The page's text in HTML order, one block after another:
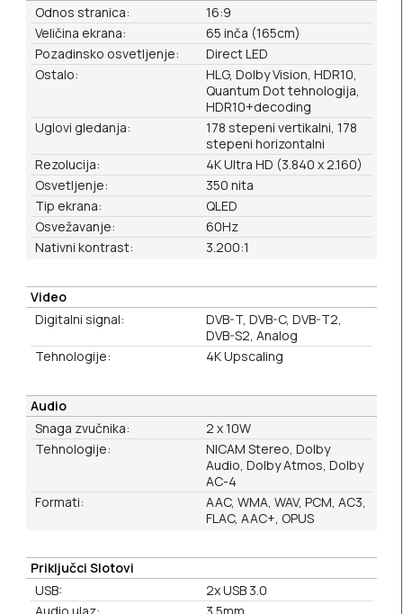
Odnos stranica:
16:9
Veličina ekrana:
65 inča (165cm)
Pozadinsko osvetljenje:
Direct LED
Ostalo:
HLG, Dolby Vision, HDR10,
Quantum Dot tehnologija,
HDR10+decoding
Uglovi gledanja:
178 stepeni vertikalni, 178
stepeni horizontalni
Rezolucija:
4K Ultra HD (3.840 x 2.160)
Osvetljenje:
350 nita
Tip ekrana:
QLED
Osvežavanje:
60Hz
Nativni kontrast:
3.200:1
Video
Digitalni signal:
DVB-T, DVB-C, DVB-T2,
DVB-S2, Analog
Tehnologije:
4K Upscaling
Audio
Snaga zvučnika:
2 x 10W
Tehnologije:
NICAM Stereo, Dolby
Audio, Dolby Atmos, Dolby
AC-4
Formati:
AAC, WMA, WAV, PCM, AC3,
FLAC, AAC+, OPUS
Priključci Slotovi
USB:
2x USB 3.0